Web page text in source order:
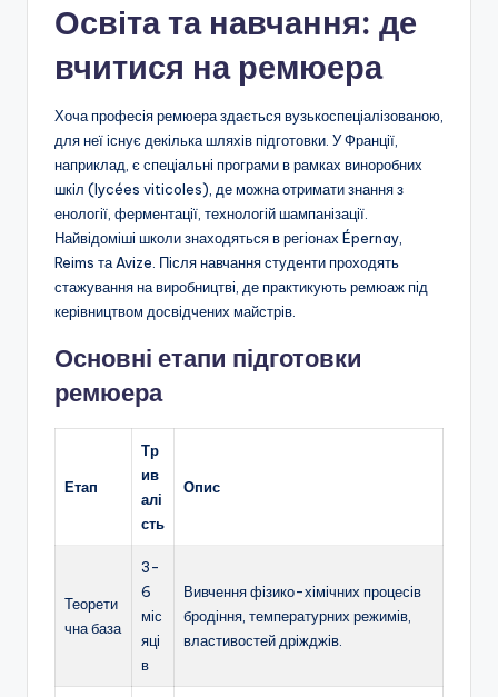
Освіта та навчання: де
вчитися на ремюера
Хоча професія ремюера здається вузькоспеціалізованою,
для неї існує декілька шляхів підготовки. У Франції,
наприклад, є спеціальні програми в рамках виноробних
шкіл (lycées viticoles), де можна отримати знання з
енології, ферментації, технологій шампанізації.
Найвідоміші школи знаходяться в регіонах Épernay,
Reims та Avize. Після навчання студенти проходять
стажування на виробництві, де практикують ремюаж під
керівництвом досвідчених майстрів.
Основні етапи підготовки
ремюера
Етап
Тр
ив
алі
сть
Опис
Теорети
чна база
3-
6
міс
яці
в
Вивчення фізико-хімічних процесів
бродіння, температурних режимів,
властивостей дріжджів.